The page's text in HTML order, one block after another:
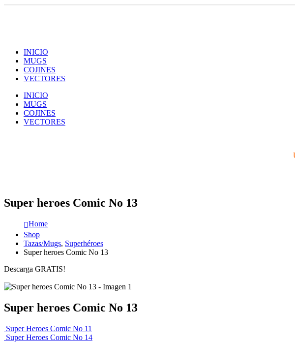
INICIO
MUGS
COJINES
VECTORES
INICIO
MUGS
COJINES
VECTORES
Super heroes Comic No 13
Home
Shop
Tazas/Mugs, Superhéroes
Super heroes Comic No 13
Descarga GRATIS!
Super heroes Comic No 13
Super Heroes Comic No 11
Super Heroes Comic No 14